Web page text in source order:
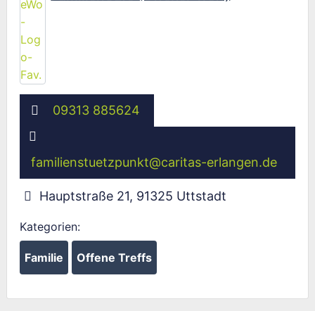
09313 885624
familienstuetzpunkt@caritas-erlangen.de
Hauptstraße 21, 91325 Uttstadt
Kategorien:
Familie Offene Treffs